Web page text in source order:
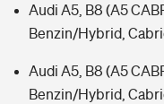
Audi A5, B8 (A5
Benzin/Hybrid,
Audi A5, B8 (A5
Benzin/Hybrid,